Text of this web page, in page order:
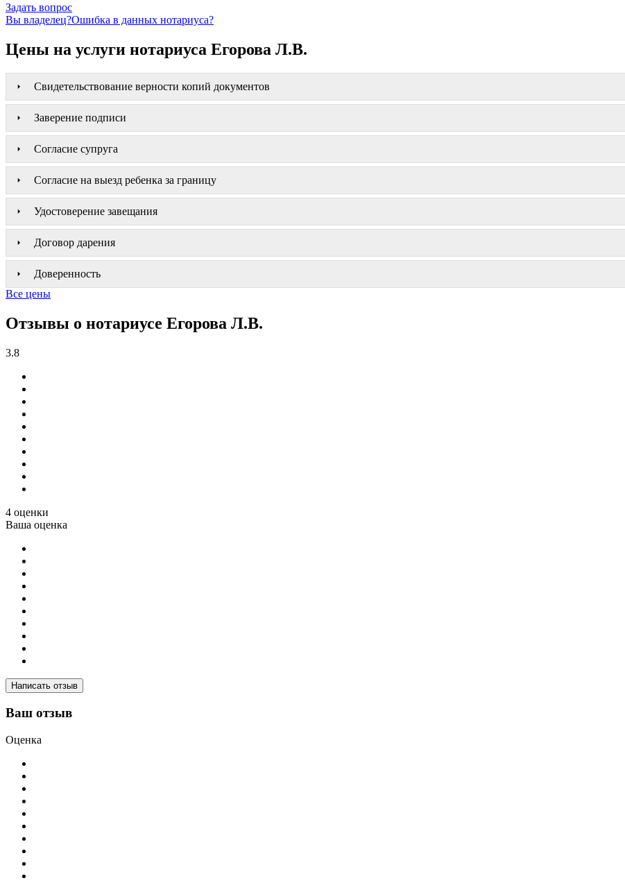
Задать вопрос
Вы владелец?Ошибка в данных нотариуса?
Цены на услуги нотариуса Егорова Л.В.
Свидетельствование верности копий документов
Заверение подписи
Согласие супруга
Согласие на выезд ребенка за границу
Удостоверение завещания
Договор дарения
Доверенность
Все цены
Отзывы о нотариусе Егорова Л.В.
3.8
4 оценки
Ваша оценка
Написать отзыв
Ваш отзыв
Оценка